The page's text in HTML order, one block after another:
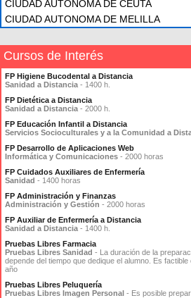
CIUDAD AUTONOMA DE CEUTA
CIUDAD AUTONOMA DE MELILLA
Cursos de Interés
FP Higiene Bucodental a Distancia
Sanidad a Distancia - 1400 h.
FP Dietética a Distancia
Sanidad a Distancia - 2000 h.
FP Educación Infantil a Distancia
Servicios Socioculturales y a la Comunidad a
FP Desarrollo de Aplicaciones Web
Informática y Comunicaciones - 2000 horas
FP Cuidados Auxiliares de Enfermería
Sanidad - 1400 horas
FP Administración y Finanzas
Administración y Gestión - 2000 horas
FP Auxiliar de Enfermería a Distancia
Sanidad a Distancia - 1400 h.
Pruebas Libres Farmacia
Pruebas Libres Sanidad - La duración de la
depende del tiempo que dedique el alumno. Es
año
Pruebas Libres Peluquería
Pruebas Libres Imagen Personal - Es posible